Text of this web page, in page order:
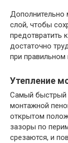
Дополнительно
слой, чтобы
предотвратить
достаточно
при правильном
Утепление
Самый быстрый
монтажной
открытом
зазоры по
срезаются, и